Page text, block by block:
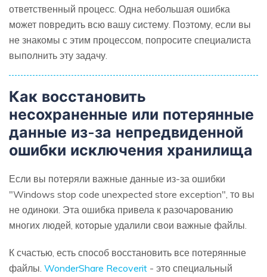
ответственный процесс. Одна небольшая ошибка
может повредить всю вашу систему. Поэтому, если вы
не знакомы с этим процессом, попросите специалиста
выполнить эту задачу.
Как восстановить
несохраненные или потерянные
данные из-за непредвиденной
ошибки исключения хранилища
Если вы потеряли важные данные из-за ошибки
"Windows stop code unexpected store exception", то вы
не одиноки. Эта ошибка привела к разочарованию
многих людей, которые удалили свои важные файлы.
К счастью, есть способ восстановить все потерянные
файлы. WonderShare Recoverit - это специальный